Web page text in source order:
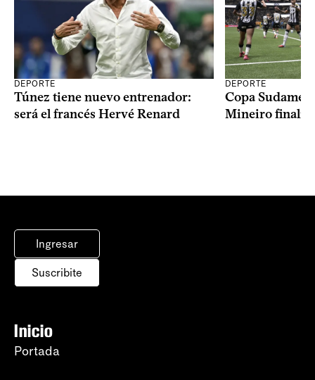
DEPORTE
Túnez tiene nuevo entrenador:
será el francés Hervé Renard
DEPORTE
Copa
Mineiro
Ingresar
Suscribite
Inicio
Portada